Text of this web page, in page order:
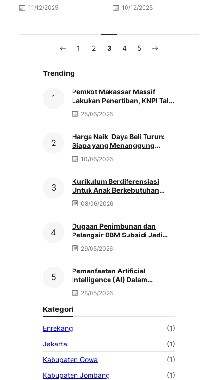
11/12/2025 10/12/2025
1 2 3 4 5
Trending
Pemkot Makassar Massif
Lakukan Penertiban, KNPI Tallo
Soroti Perusahaan Ekspedisi
yang Gunakan Badan Jalan
25/06/2026
Harga Naik, Daya Beli Turun:
Siapa yang Menanggung
Beban Terbesar?, Oleh: Irawati
10/06/2026
Kurikulum Berdiferensiasi
Untuk Anak Berkebutuhan
Khusus di Sekolah Inklusi,
Oleh: Nur Wulandani
08/06/2026
Dugaan Penimbunan dan
Pelangsir BBM Subsidi Jadi
Sorotan Aktivis & Masyarakat
29/05/2026
Pemanfaatan Artificial
Intelligence (AI) Dalam
Pembelajaran SMK, Oleh: Muh.
Adim28/05/2026
Kategori
Enrekang
(1)
Jakarta
(1)
Kabupaten Gowa
(1)
Kabupaten Jombang
(1)